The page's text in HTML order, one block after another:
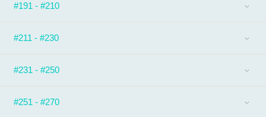
#191 - #210
#211 - #230
#231 - #250
#251 - #270